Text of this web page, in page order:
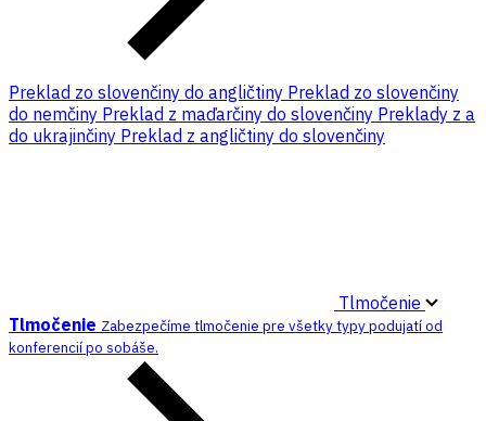
Preklad zo slovenčiny do angličtiny Preklad zo slovenčiny
do nemčiny Preklad z maďarčiny do slovenčiny Preklady z a
do ukrajinčiny Preklad z angličtiny do slovenčiny
Tlmočenie
Tlmočenie Zabezpečíme tlmočenie pre všetky typy podujatí od
konferencií po sobáše.